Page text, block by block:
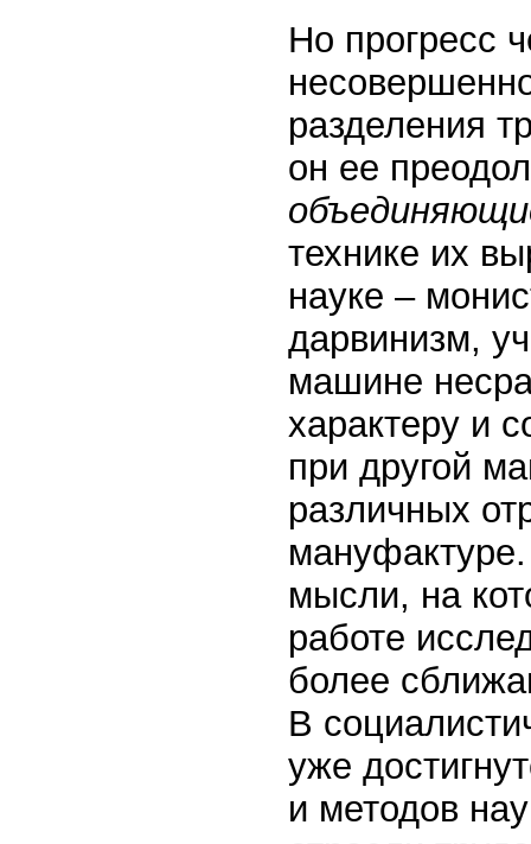
Но прогресс
разделения
он ее
технике их
науке –
дарвинизм,
машине
характеру и
при другой
различных
мысли, на
работе
более
В
уже
и методов